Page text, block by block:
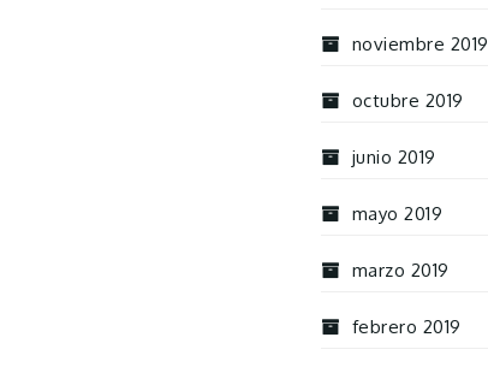
noviembre 2019
octubre 2019
junio 2019
mayo 2019
marzo 2019
febrero 2019